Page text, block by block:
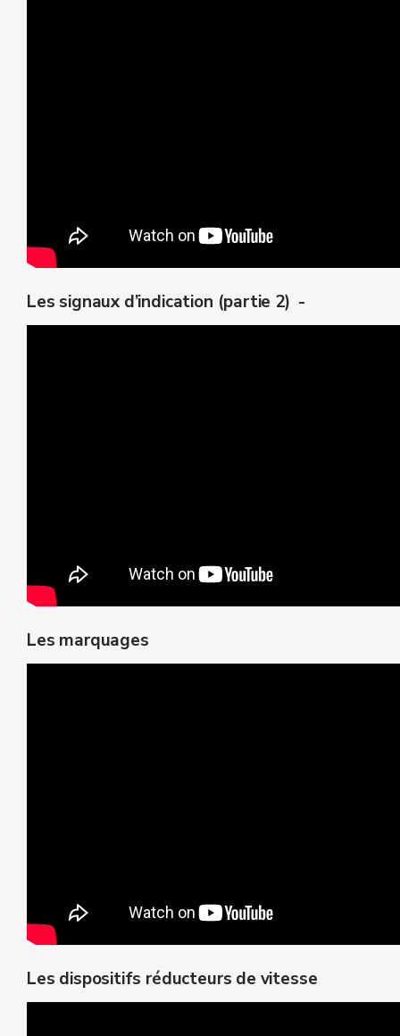
Les signaux d’indication (partie 2) -
Les marquages
Les dispositifs réducteurs de vitesse